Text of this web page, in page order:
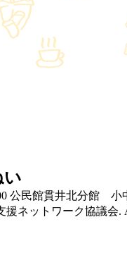
い
公民館貫井北分館
援ネットワーク協議会.